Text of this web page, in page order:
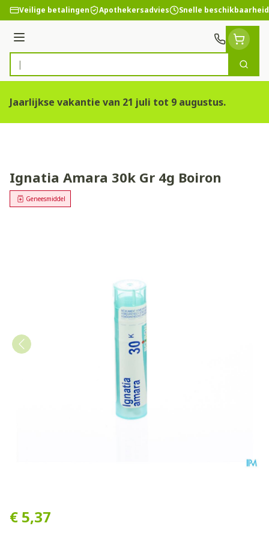
Ga naar de inhoud
Veilige betalingen Apothekersadvies Snelle beschikbaarheid
Menu
Product, merk, categorie...
Zoek
Jaarlijkse vakantie van 21 juli tot 9 augustus.
Ignatia Amara 30k Gr 4g Boiron
Geneesmiddel
€ 5,37